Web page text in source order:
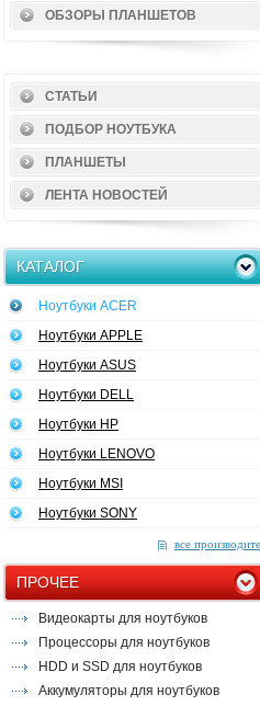
ОБЗОРЫ ПЛАНШЕТОВ
СТАТЬИ
ПОДБОР НОУТБУКА
ПЛАНШЕТЫ
ЛЕНТА НОВОСТЕЙ
КАТАЛОГ
Ноутбуки ACER
Ноутбуки APPLE
Ноутбуки ASUS
Ноутбуки DELL
Ноутбуки HP
Ноутбуки LENOVO
Ноутбуки MSI
Ноутбуки SONY
все
ПРОЧЕЕ
Видеокарты для ноутбуков
Процессоры для ноутбуков
HDD и SSD для ноутбуков
Аккумуляторы для ноутбуков